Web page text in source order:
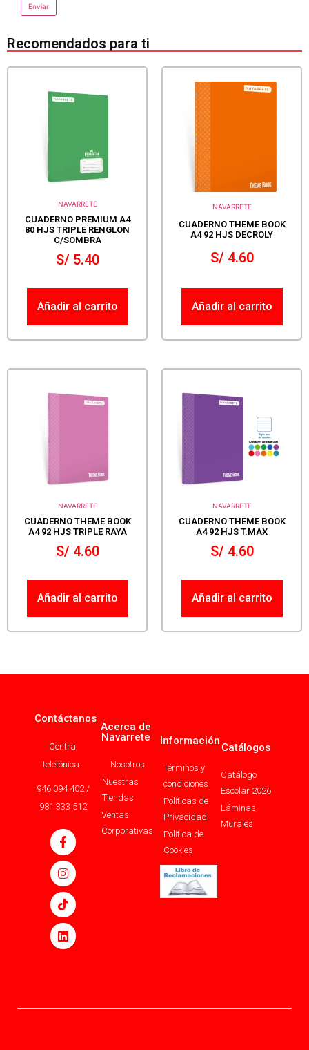
Recomendados para ti
NAVARRETE
CUADERNO PREMIUM A4
80 HJS TRIPLE RENGLON
C/SOMBRA
S/5.40
Añadir al carrito
NAVARRETE
CUADERNO THEME BOOK
A4 92 HJS DECROLY
S/4.60
Añadir al carrito
NAVARRETE
CUADERNO THEME BOOK
A4 92 HJS TRIPLE RAYA
S/4.60
Añadir al carrito
NAVARRETE
CUADERNO THEME BOOK
A4 92 HJS T.MAX
S/4.60
Añadir al carrito
Contáctanos
Central
telefónica :
946 094 402 /
981 333 512
Acerca de
Navarrete
Nosotros
Nuestras
Tiendas
Ventas
Corporativas
Información
Términos y
condiciones
Políticas de
Privacidad
Política de
Cookies
Catálogos
Catálogo
Escolar 2026
Láminas
Murales